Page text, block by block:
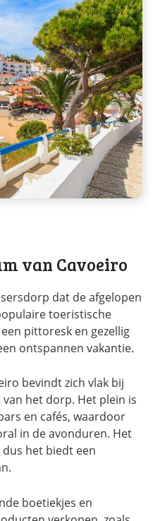
van Cavoeiro
dat de afgelopen
toeristische
pittoresk en gezellig
ontspannen vakantie.
bevindt zich vlak bij
het dorp. Het plein is
en cafés, waardoor
in de avonduren. Het
het biedt een
boetiekjes en